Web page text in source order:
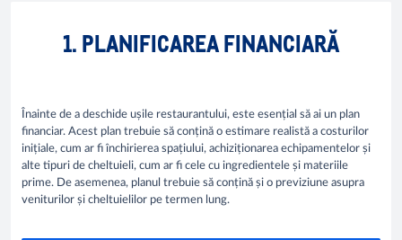
1. PLANIFICAREA FINANCIARĂ
Înainte de a deschide ușile restaurantului, este esențial să ai un plan
financiar. Acest plan trebuie să conțină o estimare realistă a costurilor
inițiale, cum ar fi închirierea spațiului, achiziționarea echipamentelor și
alte tipuri de cheltuieli, cum ar fi cele cu ingredientele și materiile
prime. De asemenea, planul trebuie să conțină și o previziune asupra
veniturilor și cheltuielilor pe termen lung.